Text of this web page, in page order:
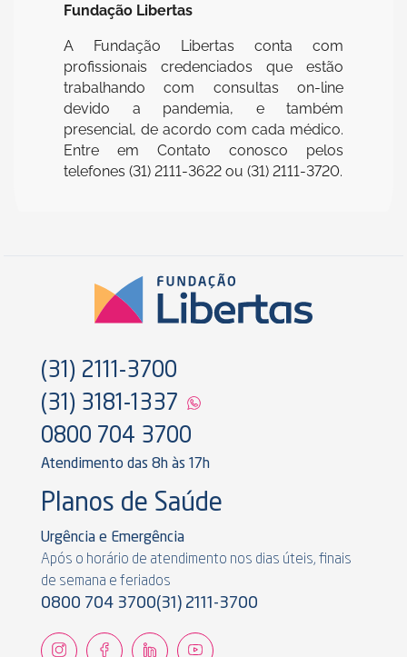
Fundação Libertas
A Fundação Libertas conta com
profissionais credenciados que estão
trabalhando com consultas on-line
devido a pandemia, e também
presencial, de acordo com cada médico.
Entre em Contato conosco pelos
telefones (31) 2111-3622 ou (31) 2111-3720.
(31) 2111-3700
(31) 3181-1337
0800 704 3700
Atendimento das 8h às 17h
Planos de Saúde
Urgência e Emergência
Após o horário de atendimento nos dias úteis, finais
de semana e feriados
0800 704 3700(31) 2111-3700